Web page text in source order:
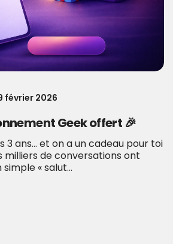
février 2026
Geek offert 🎉
3 ans… et on a un cadeau pour toi
milliers de conversations ont
« salut...